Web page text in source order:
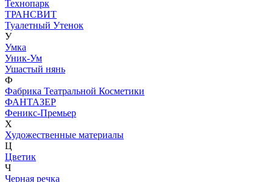
Технопарк
ТРАНСВИТ
Туалетный Утенок
У
Умка
Уник-Ум
Ушастый нянь
Ф
Фабрика Театральной Косметики
ФАНТАЗЕР
Феникс-Премьер
Х
Художественные материалы
Ц
Цветик
Ч
Черная речка